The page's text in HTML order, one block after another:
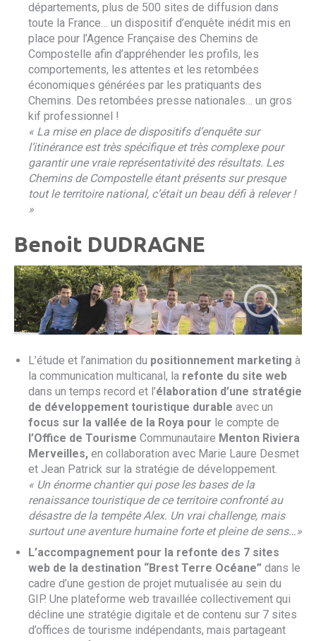
départements, plus de 500 sites de diffusion dans
toute la France… un dispositif d’enquête inédit mis en
place pour l’Agence Française des Chemins de
Compostelle afin d’appréhender les profils, les
comportements, les attentes et les retombées
économiques générées par les pratiquants des
Chemins. Des retombées presse nationales… un gros
kif professionnel !
« La mise en place de dispositifs d’enquête sur
l’itinérance est très spécifique et très complexe pour
garantir une vraie représentativité des résultats. Les
Chemins de Compostelle étant présents sur presque
tout le territoire national, c’était un beau défi à relever !
»
Benoit DUDRAGNE
L’étude et l’animation du positionnement marketing à
la communication multicanal, la refonte du site web
dans un temps record et l’élaboration d’une stratégie
de développement touristique durable avec un
focus sur la vallée de la Roya pour le compte de
l’Office de Tourisme Communautaire Menton Riviera
Merveilles, en collaboration avec Marie Laure Desmet
et Jean Patrick sur la stratégie de développement.
« Un énorme chantier qui pose les bases de la
renaissance touristique de ce territoire confronté au
désastre de la tempête Alex. Un vrai challenge, mais
surtout une aventure humaine forte et pleine de sens…»
L’accompagnement pour la refonte des 7 sites
web de la destination “Brest Terre Océane” dans le
cadre d’une gestion de projet mutualisée au sein du
GIP. Une plateforme web travaillée collectivement qui
décline une stratégie digitale et de contenu sur 7 sites
d’offices de tourisme indépendants, mais partageant